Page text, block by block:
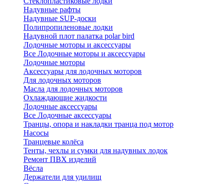
Надувные рафты
Надувные SUP-доски
Полипропиленовые лодки
Надувной плот палатка polar bird
Лодочные моторы и аксессуары
Все Лодочные моторы и аксессуары
Лодочные моторы
Аксессуары для лодочных моторов
Для лодочных моторов
Масла для лодочных моторов
Охлаждающие жидкости
Лодочные аксессуары
Все Лодочные аксессуары
Транцы, опора и накладки транца под мотор
Насосы
Транцевые колёса
Тенты, чехлы и сумки для надувных лодок
Ремонт ПВХ изделий
Вёсла
Держатели для удилищ